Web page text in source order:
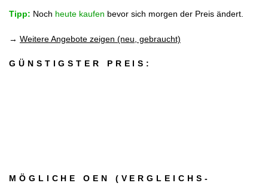
Tipp: Noch heute kaufen bevor sich morgen der Preis ändert.
→ Weitere Angebote zeigen (neu, gebraucht)
GÜNSTIGSTER PREIS:
MÖGLICHE OEN (VERGLEICHS­